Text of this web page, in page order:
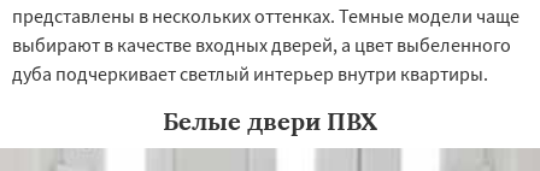
представлены в нескольких оттенках. Темные модели чаще
выбирают в качестве входных дверей, а цвет выбеленного
дуба подчеркивает светлый интерьер внутри квартиры.
Белые двери ПВХ